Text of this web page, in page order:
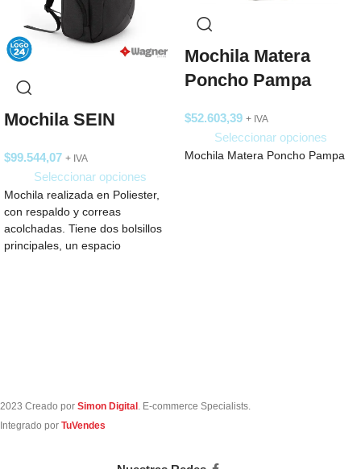
Mochila SEIN
$99.544,07 + IVA
Seleccionar opciones
Mochila realizada en Poliester,
con respaldo y correas
acolchadas. Tiene dos bolsillos
principales, un espacio
Mochila Matera
Poncho Pampa
$52.603,39 + IVA
Seleccionar opciones
Mochila Matera Poncho Pampa
2023 Creado por Simon Digital . E-commerce Specialists.
Integrado por TuVendes